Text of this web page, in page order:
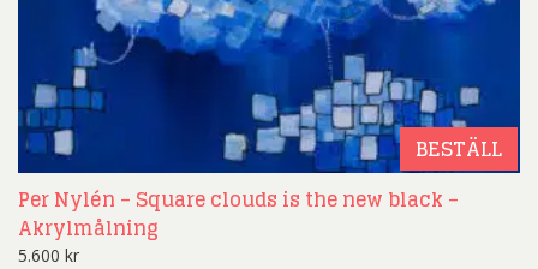
BESTÄLL
Per Nylén – Square clouds is the new black –
Akrylmålning
5.600 kr